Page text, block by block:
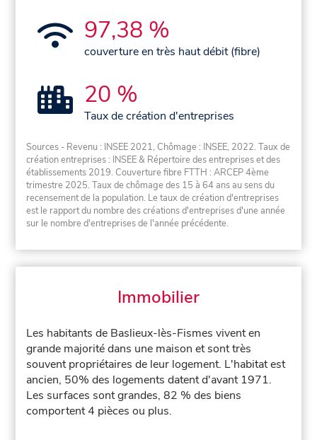
97,38 %
couverture en très haut débit (fibre)
20 %
Taux de création d'entreprises
Sources - Revenu : INSEE 2021, Chômage : INSEE, 2022. Taux de
création entreprises : INSEE & Répertoire des entreprises et des
établissements 2019. Couverture fibre FTTH : ARCEP 4ème
trimestre 2025. Taux de chômage des 15 à 64 ans au sens du
recensement de la population. Le taux de création d'entreprises
est le rapport du nombre des créations d'entreprises d'une année
sur le nombre d'entreprises de l'année précédente.
Immobilier
Les habitants de Baslieux-lès-Fismes vivent en
grande majorité dans une maison et sont très
souvent propriétaires de leur logement. L'habitat est
ancien, 50% des logements datent d'avant 1971.
Les surfaces sont grandes, 82 % des biens
comportent 4 pièces ou plus.